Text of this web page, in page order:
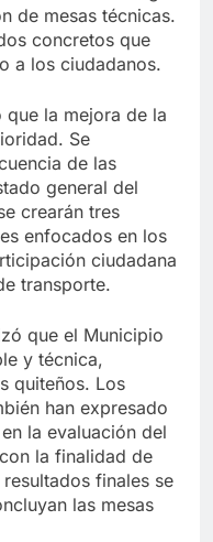
de mesas técnicas.
concretos que
a los ciudadanos.
que la mejora de la
Se
de las
general del
crearán tres
enfocados en los
ciudadana
transporte.
que el Municipio
y técnica,
quiteños. Los
han expresado
la evaluación del
la finalidad de
finales se
las mesas